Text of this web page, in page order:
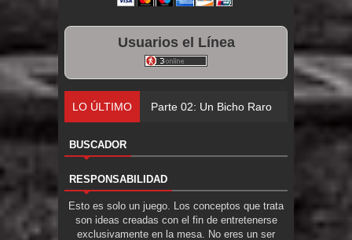
Usuarios el Línea
LO ÚLTIMO Parte 02: Un Bicho Raro
BUSCADOR
RESPONSABILIDAD
Esto es solo un juego. Los conceptos que trata
son ideas creadas con el fin de entretenerse
exclusivamente en la mesa. No eres un ser